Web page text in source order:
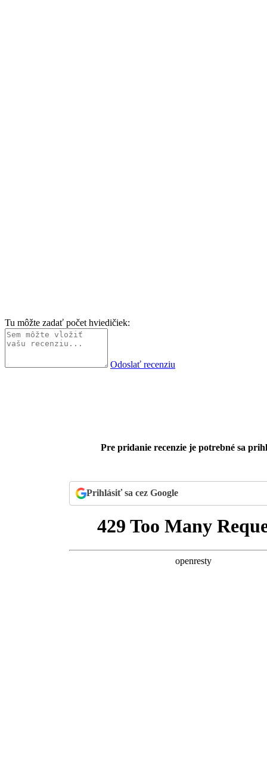
Tu môžte zadať počet hviedičiek:
Odoslať recenziu
Pre pridanie recenzie je potrebné sa
Prihlásiť sa cez Google